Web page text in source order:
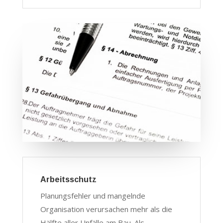
Arbeitsschutz
Planungsfehler und mangelnde
Organisation verursachen mehr als die